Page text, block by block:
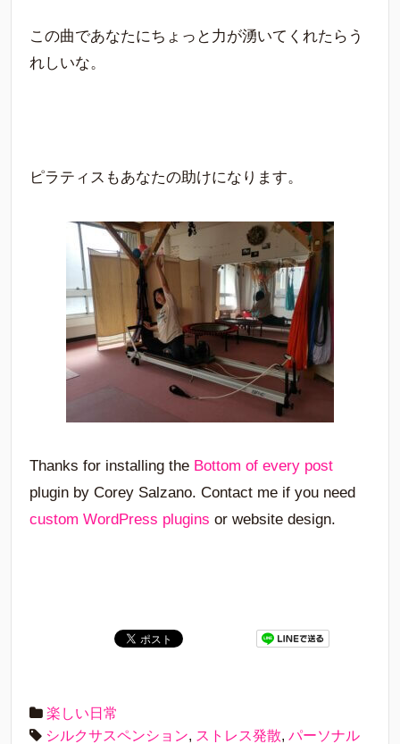
この曲であなたにちょっと力が湧いてくれたらう
れしいな。
ピラティスもあなたの助けになります。
Thanks for installing the Bottom of every post
plugin by Corey Salzano. Contact me if you need
custom WordPress plugins or website design.
楽しい日常
シルクサスペンション, ストレス発散, パーソナル